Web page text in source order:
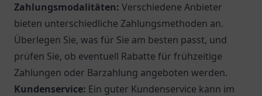
Zahlungsmodalitäten: Verschiedene Anbieter
bieten unterschiedliche Zahlungsmethoden an.
Überlegen Sie, was für Sie am besten passt, und
prüfen Sie, ob eventuell Rabatte für frühzeitige
Zahlungen oder Barzahlung angeboten werden.
Kundenservice: Ein guter Kundenservice kann im